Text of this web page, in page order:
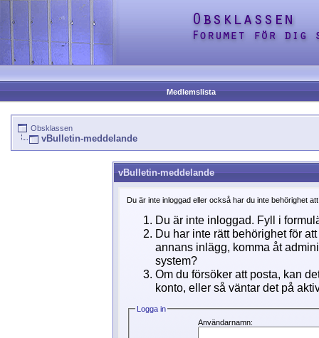
Medlemslista
Obsklassen
vBulletin-meddelande
vBulletin-meddelande
Du är inte inloggad eller också har du inte behörighet
Du är inte inloggad. Fyll i
Du har inte rätt behörighet för
annans inlägg, komma åt
system?
Om du försöker att posta, kan
konto, eller så väntar det på
Logga in
Användarnamn: